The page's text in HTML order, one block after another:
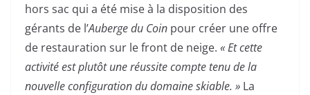
hors sac qui a été mise à la disposition des
gérants de l’Auberge du Coin pour créer une offre
de restauration sur le front de neige. « Et cette
activité est plutôt une réussite compte tenu de la
nouvelle configuration du domaine skiable. » La